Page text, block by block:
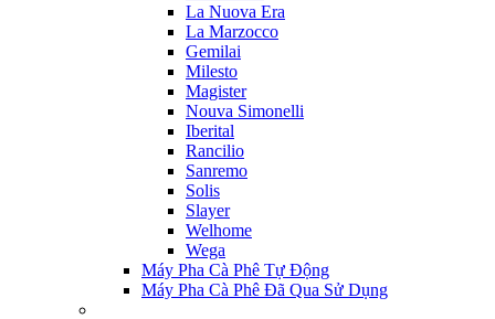
La Nuova Era
La Marzocco
Gemilai
Milesto
Magister
Nouva Simonelli
Iberital
Rancilio
Sanremo
Solis
Slayer
Welhome
Wega
Máy Pha Cà Phê Tự Động
Máy Pha Cà Phê Đã Qua Sử Dụng